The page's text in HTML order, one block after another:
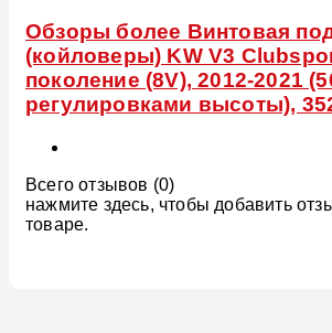
Обзоры более Винтовая
(койловеры) KW V3
поколение (8V), 2012-2021
регулировками высоты),
Всего отзывов (0)
нажмите здесь, чтобы добавить
товаре.